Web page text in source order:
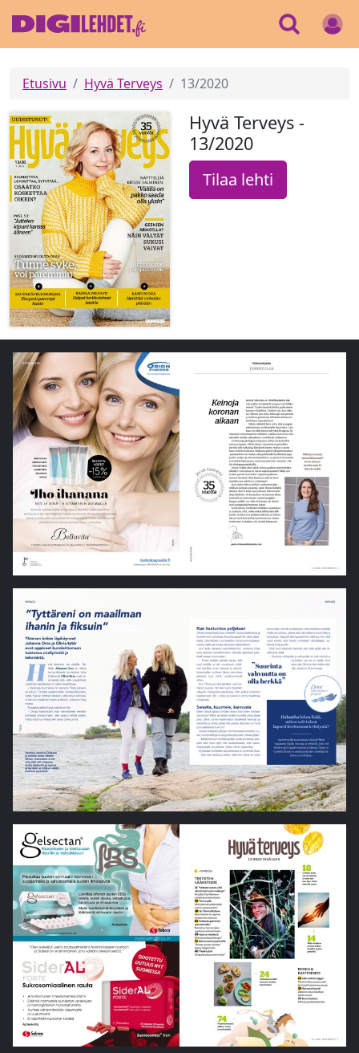
Etusivu Hyvä Terveys 13/2020
Hyvä Terveys -
13/2020
Tilaa lehti